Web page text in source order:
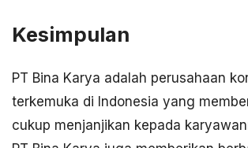
Kesimpulan
PT Bina Karya adalah perusahaan
terkemuka di Indonesia yang
cukup menjanjikan kepada